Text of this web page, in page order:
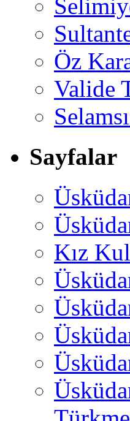
Öz
Valide
Sayfalar
Kız